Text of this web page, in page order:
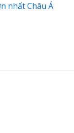
nhất Châu Á